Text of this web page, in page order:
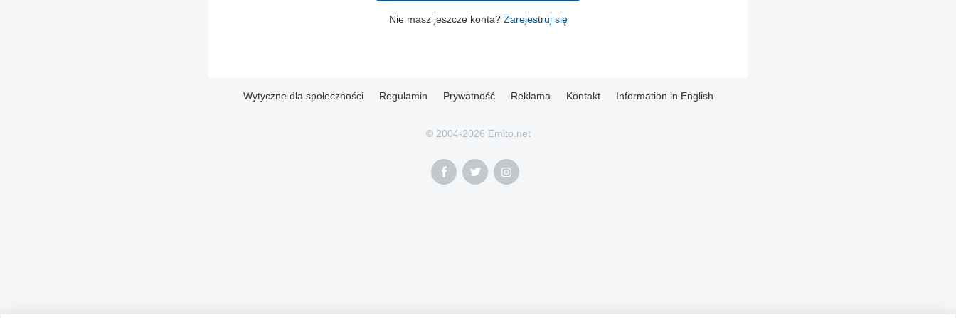
Nie masz jeszcze konta? Zarejestruj się
Wytyczne dla społeczności Regulamin Prywatność Reklama Kontakt Information in English
© 2004-2026 Emito.net